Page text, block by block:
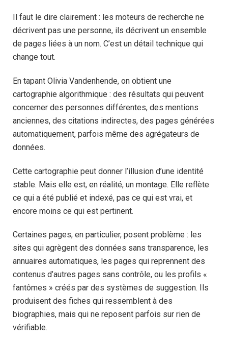
Il faut le dire clairement : les moteurs de recherche ne
décrivent pas une personne, ils décrivent un ensemble
de pages liées à un nom. C’est un détail technique qui
change tout.
En tapant Olivia Vandenhende, on obtient une
cartographie algorithmique : des résultats qui peuvent
concerner des personnes différentes, des mentions
anciennes, des citations indirectes, des pages générées
automatiquement, parfois même des agrégateurs de
données.
Cette cartographie peut donner l’illusion d’une identité
stable. Mais elle est, en réalité, un montage. Elle reflète
ce qui a été publié et indexé, pas ce qui est vrai, et
encore moins ce qui est pertinent.
Certaines pages, en particulier, posent problème : les
sites qui agrègent des données sans transparence, les
annuaires automatiques, les pages qui reprennent des
contenus d’autres pages sans contrôle, ou les profils «
fantômes » créés par des systèmes de suggestion. Ils
produisent des fiches qui ressemblent à des
biographies, mais qui ne reposent parfois sur rien de
vérifiable.